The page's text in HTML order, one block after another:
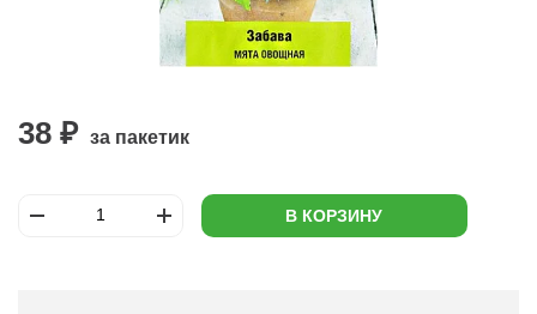
38 ₽ за пакетик
В КОРЗИНУ